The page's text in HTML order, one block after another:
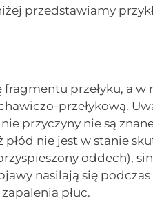
przedstawiamy
przełyku, a
przełykową.
przyczyny nie są
nie jest w stanie
oddech),
nasilają się
płuc.